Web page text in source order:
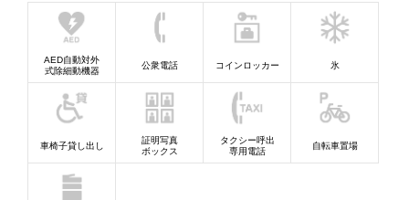
AED自動対外
式除細動機器
公衆電話 コインロッカー 氷
車椅子貸し出し
証明写真
ボックス
タクシー呼出
専用電話
自転車置場